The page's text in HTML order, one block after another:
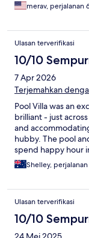
merav, perjalanan
Ulasan terverifikasi
10/10
7 Apr 2026
Terjemahkan
Pool Villa was an
brilliant - just
and
hubby. The pool
spend happy hour
stay.Shelley,
Ulasan terverifikasi
10/10